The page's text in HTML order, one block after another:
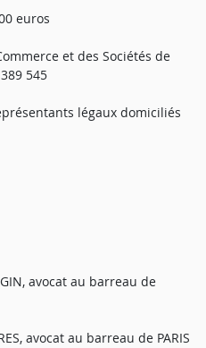
euros
et des Sociétés de
545
légaux domiciliés
avocat au barreau de
avocat au barreau de PARIS